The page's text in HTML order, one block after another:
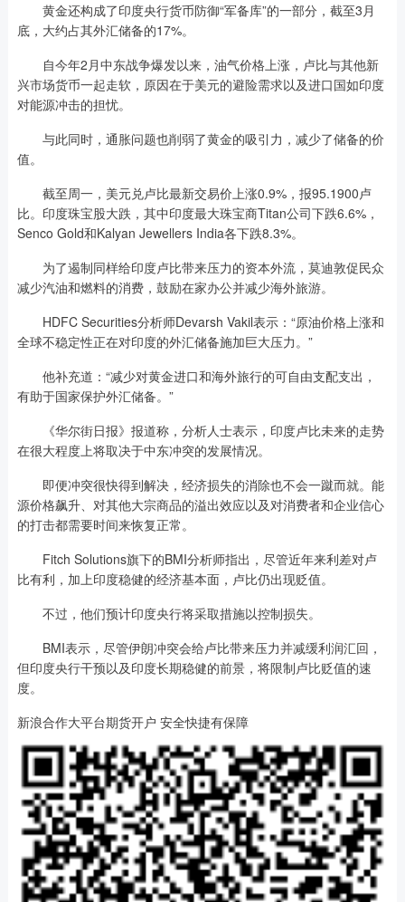
黄金还构成了印度央行货币防御“军备库”的一部分，截至3月
底，大约占其外汇储备的17%。
自今年2月中东战争爆发以来，油气价格上涨，卢比与其他新
兴市场货币一起走软，原因在于美元的避险需求以及进口国如印度
对能源冲击的担忧。
与此同时，通胀问题也削弱了黄金的吸引力，减少了储备的价
值。
截至周一，美元兑卢比最新交易价上涨0.9%，报95.1900卢
比。印度珠宝股大跌，其中印度最大珠宝商Titan公司下跌6.6%，
Senco Gold和Kalyan Jewellers India各下跌8.3%。
为了遏制同样给印度卢比带来压力的资本外流，莫迪敦促民众
减少汽油和燃料的消费，鼓励在家办公并减少海外旅游。
HDFC Securities分析师Devarsh Vakil表示：“原油价格上涨和
全球不稳定性正在对印度的外汇储备施加巨大压力。”
他补充道：“减少对黄金进口和海外旅行的可自由支配支出，
有助于国家保护外汇储备。”
《华尔街日报》报道称，分析人士表示，印度卢比未来的走势
在很大程度上将取决于中东冲突的发展情况。
即便冲突很快得到解决，经济损失的消除也不会一蹴而就。能
源价格飙升、对其他大宗商品的溢出效应以及对消费者和企业信心
的打击都需要时间来恢复正常。
Fitch Solutions旗下的BMI分析师指出，尽管近年来利差对卢
比有利，加上印度稳健的经济基本面，卢比仍出现贬值。
不过，他们预计印度央行将采取措施以控制损失。
BMI表示，尽管伊朗冲突会给卢比带来压力并减缓利润汇回，
但印度央行干预以及印度长期稳健的前景，将限制卢比贬值的速
度。
新浪合作大平台期货开户 安全快捷有保障